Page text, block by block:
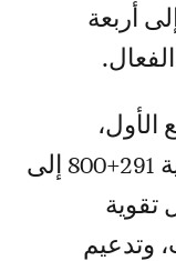
أربعة
والممتد من النقطة الكيلومترية 291+800 إلى
تقوية
وتدعيم